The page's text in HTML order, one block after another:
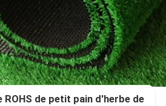
ROHS de petit pain d'herbe de